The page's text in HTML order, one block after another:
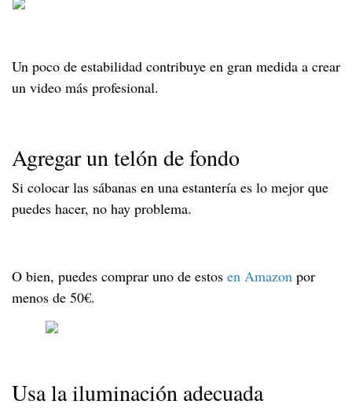
Un poco de estabilidad contribuye en gran medida a crear
un video más profesional.
Agregar un telón de fondo
Si colocar las sábanas en una estantería es lo mejor que
puedes hacer, no hay problema.
O bien, puedes comprar uno de estos en Amazon por
menos de 50€.
Usa la iluminación adecuada